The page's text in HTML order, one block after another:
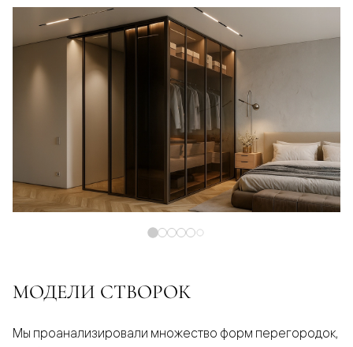
МОДЕЛИ СТВОРОК
Мы проанализировали множество форм перегородок,